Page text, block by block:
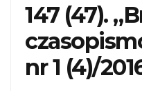
147 (47).
nr 1 (4)/